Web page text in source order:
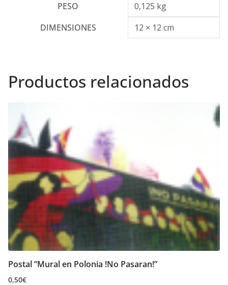
PESO
0,125 kg
DIMENSIONES
12 × 12 cm
Productos relacionados
Postal “Mural en Polonia !No Pasaran!”
0,50€